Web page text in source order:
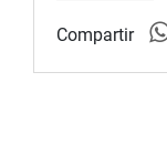
Compartir